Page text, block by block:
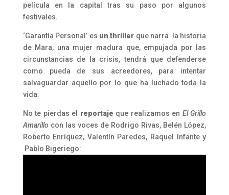
película en la capital tras su paso por algunos
festivales.
‘Garantía Personal’ es un thriller que narra la historia
de Mara, una mujer madura que, empujada por las
circunstancias de la crisis, tendrá que defenderse
como pueda de sus acreedores, para intentar
salvaguardar aquello por lo que ha luchado toda la
vida.
No te pierdas el reportaje que realizamos en El Grillo
Amarillo con las voces de Rodrigo Rivas, Belén López,
Roberto Enríquez, Valentín Paredes, Raquel Infante y
Pablo Bigeriego: